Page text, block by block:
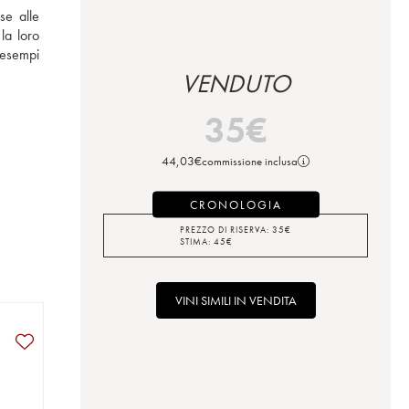
alle
loro
VENDUTO
35€
44,03€commissione inclusa
CRONOLOGIA
PREZZO DI RISERVA: 35€
STIMA: 45€
VINI SIMILI IN VENDITA